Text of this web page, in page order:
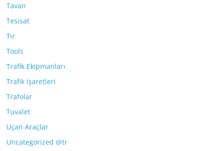
Tavan
Tesisat
Tır
Tools
Trafik Ekipmanları
Trafik işaretleri
Trafolar
Tuvalet
Uçan Araçlar
Uncategorized @tr